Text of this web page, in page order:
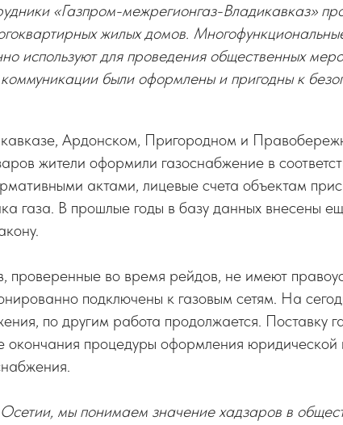
«Газпром-межрегионгаз-Владикавказ»
жилых домов.
используют для проведения общественных
были оформлены и пригодны к
Ардонском, Пригородном и
жители оформили газоснабжение в
актами, лицевые счета объектам
газа. В прошлые годы в базу данных внесены
проверенные во время рейдов, не имеют
подключены к газовым сетям. На
по другим работа продолжается. Поставку
окончания процедуры оформления юридической
мы понимаем значение хадзаров в